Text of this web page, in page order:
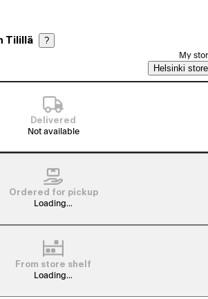
Tilillä ?
My
Helsinki store
Delivered
Not available
Ordered for pickup
Loading...
From store shelf
Loading...